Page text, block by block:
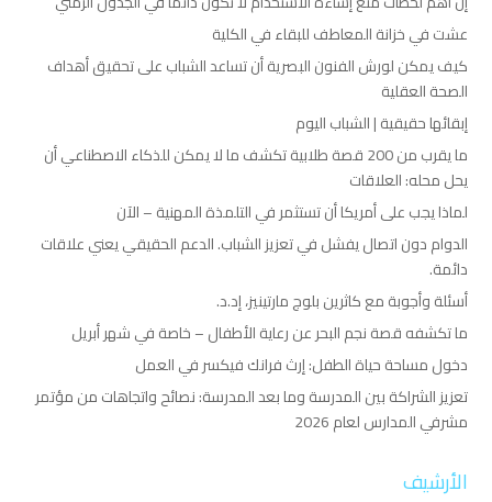
عشت في خزانة المعاطف للبقاء في الكلية
كيف يمكن لورش الفنون البصرية أن تساعد الشباب على تحقيق أهداف
الصحة العقلية
إبقائها حقيقية | الشباب اليوم
ما يقرب من 200 قصة طلابية تكشف ما لا يمكن للذكاء الاصطناعي أن
يحل محله: العلاقات
لماذا يجب على أمريكا أن تستثمر في التلمذة المهنية – الآن
الدوام دون اتصال يفشل في تعزيز الشباب. الدعم الحقيقي يعني علاقات
دائمة.
أسئلة وأجوبة مع كاثرين بلوج مارتينيز، إد.د.
ما تكشفه قصة نجم البحر عن رعاية الأطفال – خاصة في شهر أبريل
دخول مساحة حياة الطفل: إرث فرانك فيكسر في العمل
تعزيز الشراكة بين المدرسة وما بعد المدرسة: نصائح واتجاهات من مؤتمر
مشرفي المدارس لعام 2026
الأرشيف